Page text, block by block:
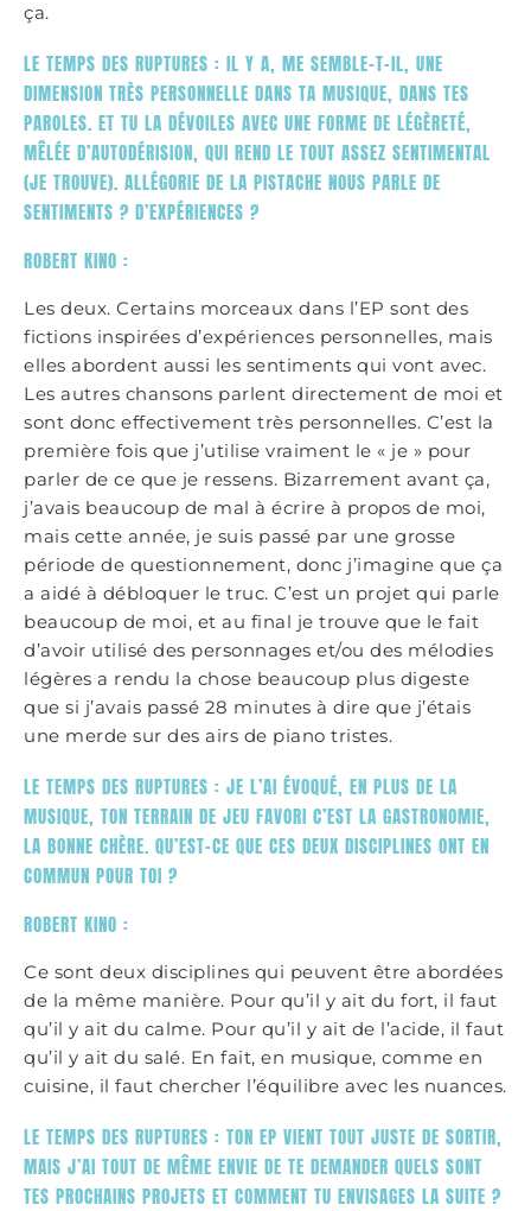
ça.
LE TEMPS DES RUPTURES : IL Y A, ME SEMBLE-T-IL, UNE
DIMENSION TRÈS PERSONNELLE DANS TA MUSIQUE, DANS TES
PAROLES. ET TU LA DÉVOILES AVEC UNE FORME DE LÉGÈRETÉ,
MÊLÉE D’AUTODÉRISION, QUI REND LE TOUT ASSEZ SENTIMENTAL
(JE TROUVE). ALLÉGORIE DE LA PISTACHE NOUS PARLE DE
SENTIMENTS ? D’EXPÉRIENCES ?
ROBERT KINO :
Les deux. Certains morceaux dans l’EP sont des
fictions inspirées d’expériences personnelles, mais
elles abordent aussi les sentiments qui vont avec.
Les autres chansons parlent directement de moi et
sont donc effectivement très personnelles. C’est la
première fois que j’utilise vraiment le « je » pour
parler de ce que je ressens. Bizarrement avant ça,
j’avais beaucoup de mal à écrire à propos de moi,
mais cette année, je suis passé par une grosse
période de questionnement, donc j’imagine que ça
a aidé à débloquer le truc. C’est un projet qui parle
beaucoup de moi, et au final je trouve que le fait
d’avoir utilisé des personnages et/ou des mélodies
légères a rendu la chose beaucoup plus digeste
que si j’avais passé 28 minutes à dire que j’étais
une merde sur des airs de piano tristes.
LE TEMPS DES RUPTURES : JE L’AI ÉVOQUÉ, EN PLUS DE LA
MUSIQUE, TON TERRAIN DE JEU FAVORI C’EST LA GASTRONOMIE,
LA BONNE CHÈRE. QU’EST-CE QUE CES DEUX DISCIPLINES ONT EN
COMMUN POUR TOI ?
ROBERT KINO :
Ce sont deux disciplines qui peuvent être abordées
de la même manière. Pour qu’il y ait du fort, il faut
qu’il y ait du calme. Pour qu’il y ait de l’acide, il faut
qu’il y ait du salé. En fait, en musique, comme en
cuisine, il faut chercher l’équilibre avec les nuances.
LE TEMPS DES RUPTURES : TON EP VIENT TOUT JUSTE DE SORTIR,
MAIS J’AI TOUT DE MÊME ENVIE DE TE DEMANDER QUELS SONT
TES PROCHAINS PROJETS ET COMMENT TU ENVISAGES LA SUITE ?